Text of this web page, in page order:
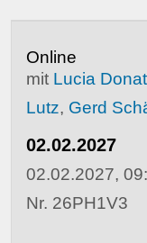
Online
mit Lucia
Lutz, Gerd
02.02.2027
02.02.2027,
Nr. 26PH1V3